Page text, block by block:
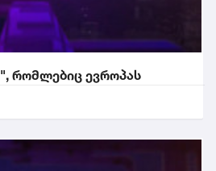
რომლებიც ევროპას